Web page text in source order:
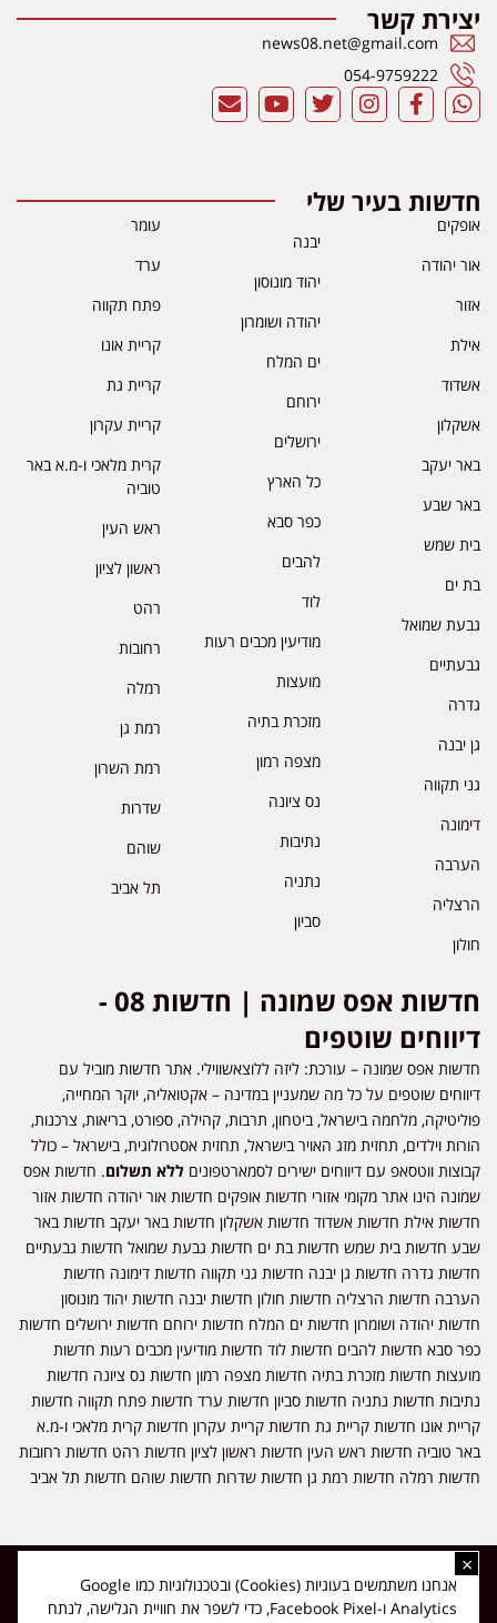
יצירת קשר
news08.net@gmail.com
054-9759222
חדשות בעיר שלי
אופקים
אור יהודה
אזור
אילת
אשדוד
אשקלון
באר יעקב
באר שבע
בית שמש
בת ים
גבעת שמואל
גבעתיים
גדרה
גן יבנה
גני תקווה
דימונה
הערבה
הרצליה
חולון
יבנה
יהוד מונוסון
יהודה ושומרון
ים המלח
ירוחם
ירושלים
כל הארץ
כפר סבא
להבים
לוד
מודיעין מכבים רעות
מועצות
מזכרת בתיה
מצפה רמון
נס ציונה
נתיבות
נתניה
סביון
עומר
ערד
פתח תקווה
קריית אונו
קריית גת
קריית עקרון
קרית מלאכי ו-מ.א באר
טוביה
ראש העין
ראשון לציון
רהט
רחובות
רמלה
רמת גן
רמת השרון
שדרות
שוהם
תל אביב
חדשות אפס שמונה | חדשות 08 -
דיווחים שוטפים
חדשות אפס שמונה – עורכת: ליזה ללוצאשווילי. אתר חדשות מוביל עם
דיווחים שוטפים על כל מה שמעניין במדינה – אקטואליה, יוקר המחייה,
פוליטיקה, מלחמה בישראל, ביטחון, תרבות, קהילה, ספורט, בריאות, צרכנות,
הורות וילדים, תחזית מזג האויר בישראל, תחזית אסטרולוגית, בישראל – כולל
קבוצות ווטסאפ עם דיווחים ישירים לסמארטפונים ללא תשלום. חדשות אפס
שמונה הינו אתר מקומי אזורי חדשות אופקים חדשות אור יהודה חדשות אזור
חדשות אילת חדשות אשדוד חדשות אשקלון חדשות באר יעקב חדשות באר
שבע חדשות בית שמש חדשות בת ים חדשות גבעת שמואל חדשות גבעתיים
חדשות גדרה חדשות גן יבנה חדשות גני תקווה חדשות דימונה חדשות
הערבה חדשות הרצליה חדשות חולון חדשות יבנה חדשות יהוד מונוסון
חדשות יהודה ושומרון חדשות ים המלח חדשות ירוחם חדשות ירושלים חדשות
כפר סבא חדשות להבים חדשות לוד חדשות מודיעין מכבים רעות חדשות
מועצות חדשות מזכרת בתיה חדשות מצפה רמון חדשות נס ציונה חדשות
נתיבות חדשות נתניה חדשות סביון חדשות ערד חדשות פתח תקווה חדשות
קריית אונו חדשות קריית גת חדשות קריית עקרון חדשות קרית מלאכי ו-מ.א
באר טוביה חדשות ראש העין חדשות ראשון לציון חדשות רהט חדשות רחובות
חדשות רמלה חדשות רמת גן חדשות שדרות חדשות שוהם חדשות תל אביב
כל הזכויות שמורות ל-ליזה ללוצאשווילי - חדשות אפס שמונה - דיווחים בזמן
אמת, נוסד בשנת 2019 | טל' לפרסומים 054-9759222 מייל מערכת
news08.net@gmail.com
×
אנחנו משתמשים בעוגיות (Cookies) ובטכנולוגיות כמו Google
Analytics ו-Facebook Pixel, כדי לשפר את חוויית הגלישה, לנתח